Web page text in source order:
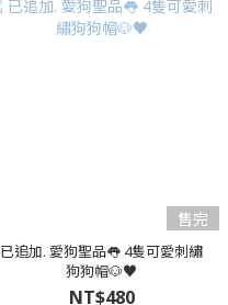
售完
已追加. 愛狗聖品👅 4隻可愛刺繡
狗狗帽🐶♥️
NT$480